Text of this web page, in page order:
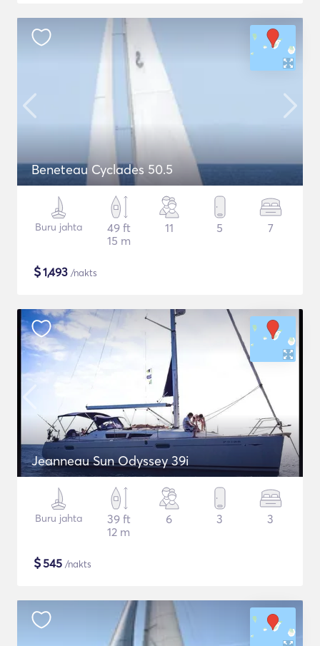
Beneteau Cyclades 50.5
Buru jahta
49 ft
15 m
11 5 7
$1,493 /nakts
Jeanneau Sun Odyssey 39i
Buru jahta
39 ft
12 m
6 3 3
$545 /nakts